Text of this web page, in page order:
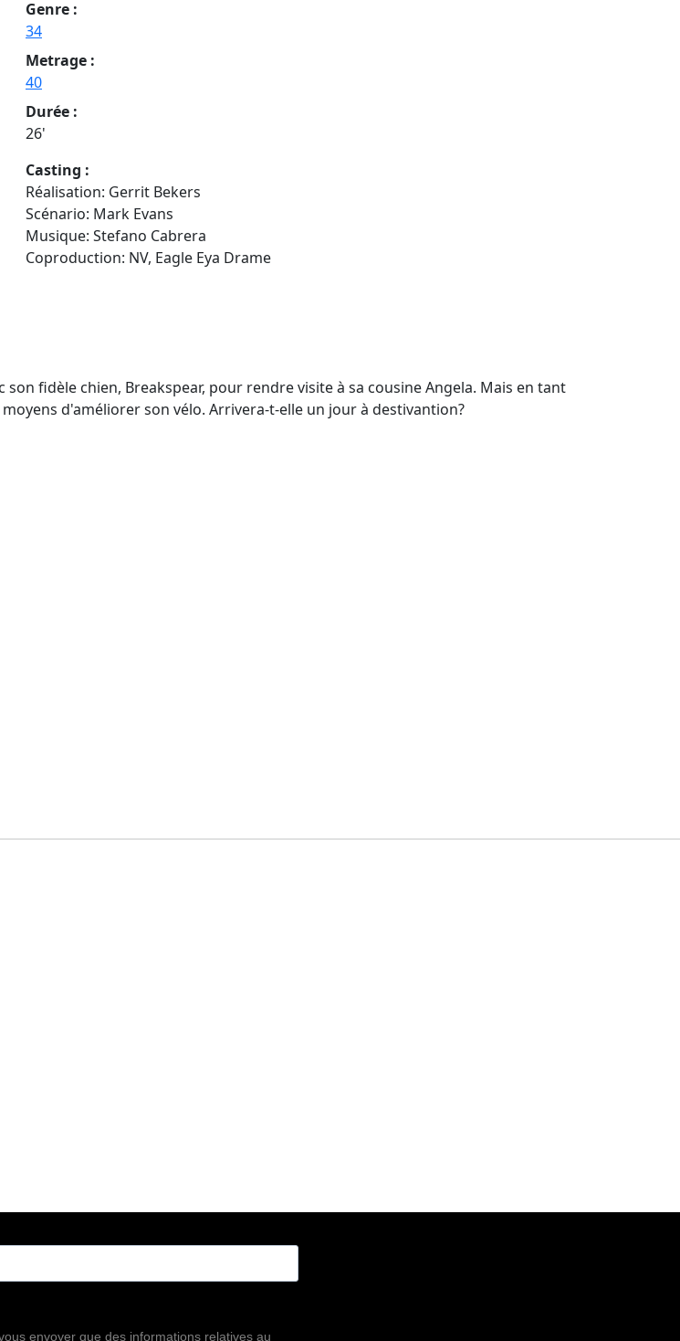
Genre :
34
Metrage :
40
Durée :
26'
Casting :
Réalisation: Gerrit Bekers
Scénario: Mark Evans
Musique: Stefano Cabrera
Coproduction: NV, Eagle Eya Drame
fidèle chien, Breakspear, pour rendre visite à sa cousine Angela. Mais en tant
d'améliorer son vélo. Arrivera-t-elle un jour à destivantion?
envoyer que des informations relatives au